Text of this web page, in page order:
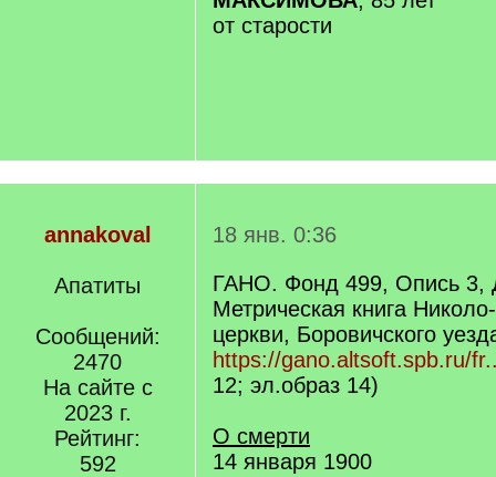
от старости
annakoval
Апатиты
Сообщений:
2470
На сайте с
2023 г.
Рейтинг:
592
18 янв. 0:36
ГАНО. Фонд 499, Опись 3,
Метрическая книга
церкви, Боровичского
https://gano.altsoft.spb.ru/
12; эл.образ 14)
О смерти
14 января 1900